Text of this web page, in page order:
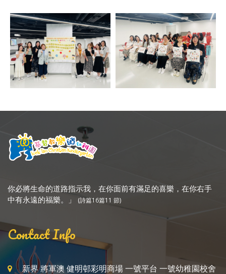
你必將生命的道路指示我，在你面前有滿足的喜樂，在你右手
中有永遠的福樂。」
(詩篇16篇11 節)
Contact Info
新界 將軍澳 健明邨彩明商場 一號平台 一號幼稚園校舍